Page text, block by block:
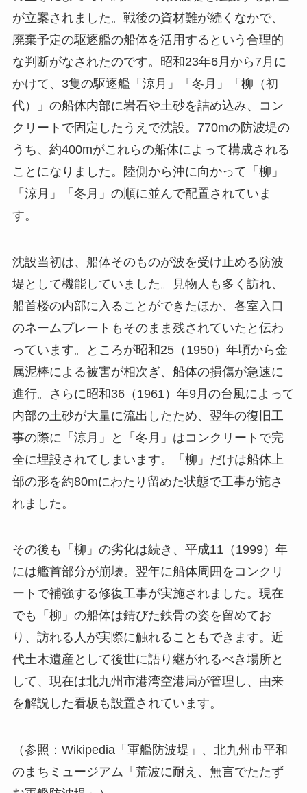
が立案されました。戦後の資材難が続くなかで、
廃棄予定の駆逐艦の船体を活用するという合理的
な判断がなされたのです。昭和23年6月から7月に
かけて、3隻の駆逐艦「涼月」「冬月」「柳（初
代）」の船体内部に岩石や土砂を詰め込み、コン
クリートで固定したうえで沈設。770mの防波堤の
うち、約400mがこれらの船体によって構成される
ことになりました。陸側から沖に向かって「柳」
「涼月」「冬月」の順に並んで配置されていま
す。
沈設当初は、船体そのものが波を受け止める防波
堤として機能していました。見物人も多く訪れ、
船首楼の内部に入ることができたほか、各室入口
のネームプレートもそのまま残されていたと伝わ
っています。ところが昭和25（1950）年頃から金
属泥棒による被害が相次ぎ、船体の損傷が急速に
進行。さらに昭和36（1961）年9月の台風によって
内部の土砂が大量に流出したため、翌年の復旧工
事の際に「涼月」と「冬月」はコンクリートで完
全に埋設されてしまいます。「柳」だけは船体上
部の形を約80mにわたり留めた状態で工事が施さ
れました。
その後も「柳」の劣化は続き、平成11（1999）年
には艦首部分が崩壊。翌年に船体周囲をコンクリ
ートで補強する修復工事が実施されました。現在
でも「柳」の船体は錆びた鉄骨の姿を留めてお
り、訪れる人が実際に触れることもできます。近
代土木遺産として後世に語り継がれるべき場所と
して、現在は北九州市港湾空港局が管理し、由来
を解説した看板も設置されています。
（参照：Wikipedia「軍艦防波堤」、北九州市平和
のまちミュージアム「荒波に耐え、無言でたたず